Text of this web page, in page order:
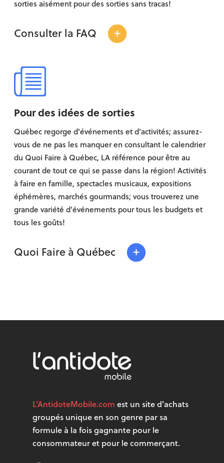
sorties aisément pour des sorties sans tracas!
Consulter la FAQ +
Pour des idées de sorties
Québec regorge d'événements et d’activités; assurez-
vous de ne pas les manquer en consultant le calendrier
du Quoi Faire à Québec, LA référence pour être au
courant de tout ce qui se passe dans la région! Activités
à faire en famille, spectacles musicaux, expositions
éphémères, marchés gourmands; vous trouverez une
grande variété d’événements pour tous les budgets et
tous les goûts!
Quoi Faire à Québec +
L'AntidoteMobile.com est un site d'achats
groupés unique en son genre par sa
formule à la fois gagnante pour le
consommateur et pour le commerçant.